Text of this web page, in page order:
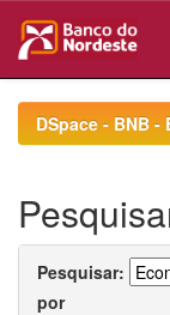
navigationDSpace - BNB
Pesquisar:
por